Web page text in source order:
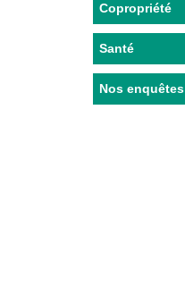
Copropriété
Santé
Nos enquêtes